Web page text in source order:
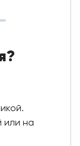
или на